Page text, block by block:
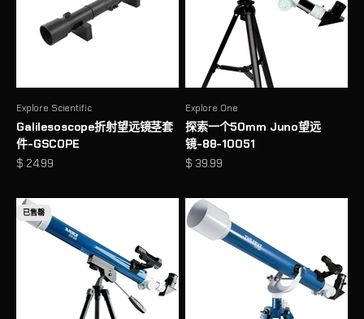
Explore Scientific
Galilesoscope折射望远镜茎套
件-GSCOPE
促销价格
$ 24.99
Explore One
探索一个50mm Juno望远
镜-88-10051
促销价格
$ 39.99
已售罄